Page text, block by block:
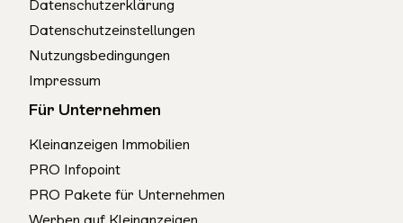
Datenschutzerklärung
Datenschutzeinstellungen
Nutzungsbedingungen
Impressum
Für Unternehmen
Kleinanzeigen Immobilien
PRO Infopoint
PRO Pakete für Unternehmen